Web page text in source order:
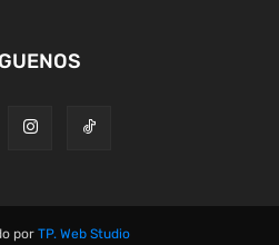
por TP. Web Studio